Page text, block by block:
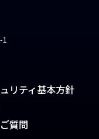
1
リティ基本方針
質問